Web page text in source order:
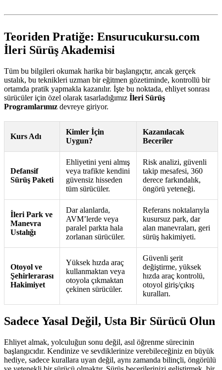
Teoriden Pratiğe: Ensurucukursu.com
İleri Sürüş Akademisi
Tüm bu bilgileri okumak harika bir başlangıçtır, ancak gerçek
ustalık, bu teknikleri uzman bir eğitmen gözetiminde, kontrollü bir
ortamda pratik yapmakla kazanılır. İşte bu noktada, ehliyet sonrası
sürücüler için özel olarak tasarladığımız İleri Sürüş
Programlarımız devreye giriyor.
Kurs Adı
Kimler İçin
Uygun?
Kazanılacak
Beceriler
Defansif
Sürüş Paketi
Ehliyetini yeni almış
veya trafikte kendini
güvensiz hisseden
tüm sürücüler.
Risk analizi, güvenli
takip mesafesi, 360
derece farkındalık,
öngörü yeteneği.
İleri Park ve
Manevra
Ustalığı
Dar alanlarda,
AVM’lerde veya
paralel parkta hala
zorlanan sürücüler.
Referans noktalarıyla
kusursuz park, dar
alan manevraları, geri
sürüş hakimiyeti.
Otoyol ve
Şehirlerarası
Hakimiyet
Yüksek hızda araç
kullanmaktan veya
otoyola çıkmaktan
çekinen sürücüler.
Güvenli şerit
değiştirme, yüksek
hızda araç kontrolü,
otoyol giriş/çıkış
kuralları.
Sadece Yasal Değil, Usta Bir Sürücü Olun
Ehliyet almak, yolculuğun sonu değil, asıl öğrenme sürecinin
başlangıcıdır. Kendinize ve sevdiklerinize verebileceğiniz en büyük
hediye, sadece kurallara uyan değil, aynı zamanda bilinçli, öngörülü